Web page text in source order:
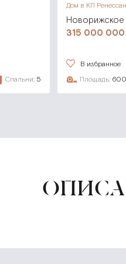
Спальни: 5
Дом в КП
315 000 000
В избранное
Площадь: